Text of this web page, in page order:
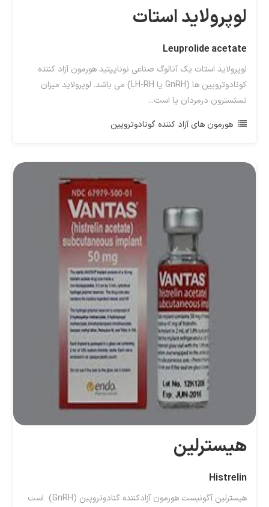
لوپرولاید استات
Leuprolide acetate
لوپرولاید استات یک آنالوگ صناعی نوناپپتید هورمون آزاد کننده
کونادوتروپین ها (GnRH یا LH-RH) می باشد. لوپرولاید میزان
تستسترون درمردان یا است...
هورمون های آزاد کننده گونادوتروپین
هیسترلین
Histrelin
هیسترلین آگونیست هورمون آزادکننده گنادوتروپین (GnRH) است